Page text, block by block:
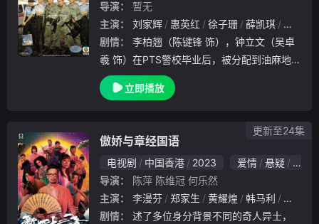
导演：
暂无
主演：
刘家辉 惠英红 徐子珊 薛凯琪
王祖蓝
剧情：
羲 饰）在PTS警校毕业后，被分配到油麻地分
区巡逻。柏翘照章办事，立文则热心冲动。立
文经过反思，决定支持阿花（杨怡 饰）去日
立即播放
傲娇与章经国语
电视剧 中国香港 2023 爱情 悬疑
香港
导演：
陈萍 陈维冠 何乐然
主演：
李漫芬 郑家生 黄耀煌 韩马利
易智远
剧情：
更新至24集